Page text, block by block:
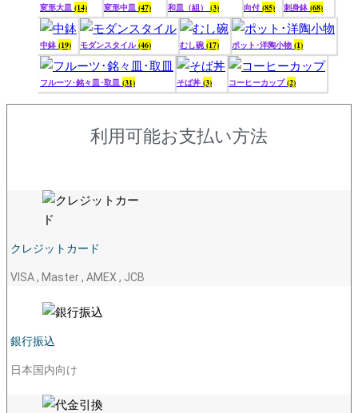
変形大皿 (14) 変形中皿 (47) 和皿（組） (3) 向付 (85) 刺身鉢 (68)
中鉢 (19) モダンスタイル(46) むし碗 (17) ポット･洋陶小物 (1)
フルーツ･銘々皿･取皿 (31) そば丼 (3) コーヒーカップ(2)
利用可能お支払い方法
クレジットカード
VISA , Master , AMEX , JCB
銀行振込
日本国内向け